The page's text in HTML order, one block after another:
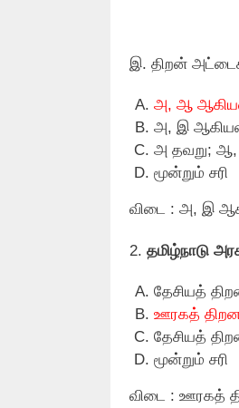
இ. திறன்
அ, ஆ
அ, இ
அ தவறு; ஆ,
மூன்றும் சரி
விடை : அ, இ
2. தமிழ்நாடு
தேசியத்
ஊரகத்
தேசியத்
மூன்றும் சரி
விடை : ஊரகத்